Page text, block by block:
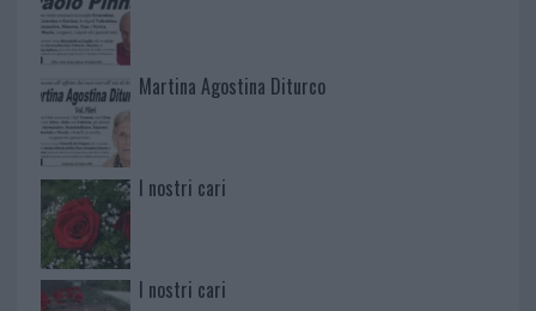
Martina Agostina Diturco
I nostri cari
I nostri cari